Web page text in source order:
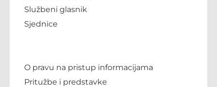
Službeni glasnik
Sjednice
O pravu na pristup informacijama
Pritužbe i predstavke